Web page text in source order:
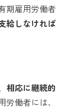
期雇用労働者
給しなければ
相応に継続的
労働者には、